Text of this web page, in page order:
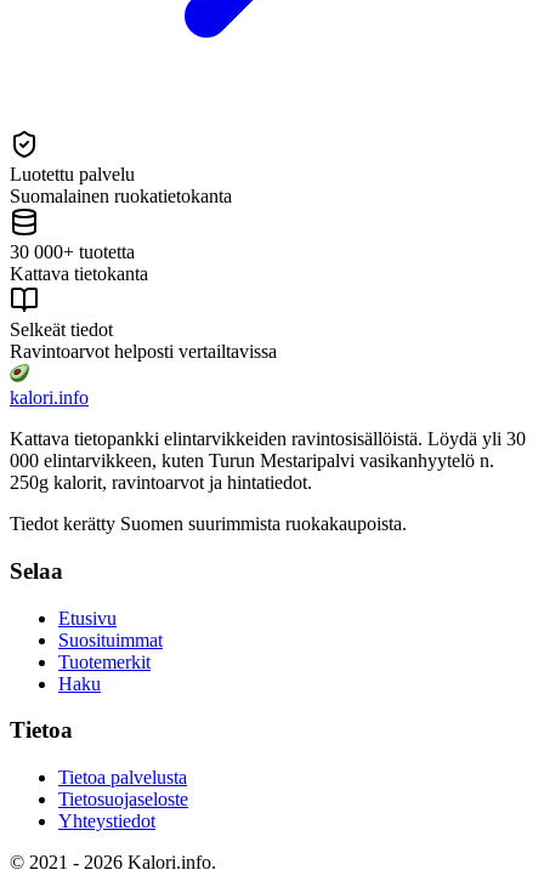
Luotettu palvelu
Suomalainen ruokatietokanta
30 000+ tuotetta
Kattava tietokanta
Selkeät tiedot
Ravintoarvot helposti vertailtavissa
kalori.info
Kattava tietopankki elintarvikkeiden ravintosisällöistä. Löydä yli 30
000 elintarvikkeen, kuten Turun Mestaripalvi vasikanhyytelö n.
250g kalorit, ravintoarvot ja hintatiedot.
Tiedot kerätty Suomen suurimmista ruokakaupoista.
Selaa
Etusivu
Suosituimmat
Tuotemerkit
Haku
Tietoa
Tietoa palvelusta
Tietosuojaseloste
Yhteystiedot
© 2021 - 2026 Kalori.info.